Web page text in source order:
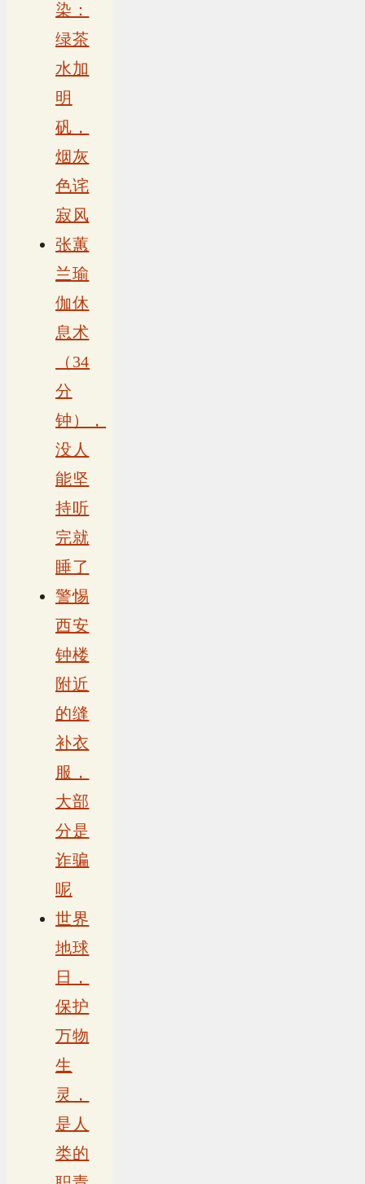
染：
绿茶
水加
明
矾，
烟灰
色诧
寂风
张蕙
兰瑜
伽休
息术
（34
分
钟），
没人
能坚
持听
完就
睡了
警惕
西安
钟楼
附近
的缝
补衣
服，
大部
分是
诈骗
呢
世界
地球
日，
保护
万物
生
灵，
是人
类的